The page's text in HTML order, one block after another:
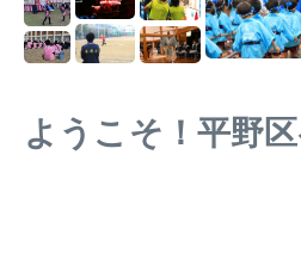
ようこそ！平野区